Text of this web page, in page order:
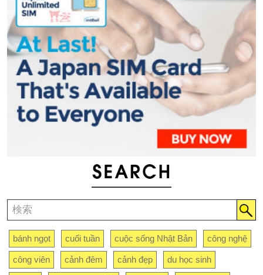
bánh ngọt cuối tuần cuộc sống Nhật Bản công nghệ
công viên cảnh đêm cảnh đẹp du học sinh